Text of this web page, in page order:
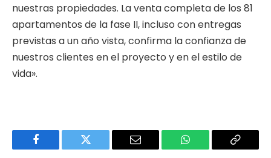
nuestras propiedades. La venta completa de los 81
apartamentos de la fase II, incluso con entregas
previstas a un año vista, confirma la confianza de
nuestros clientes en el proyecto y en el estilo de
vida».
Facebook Twitter Email WhatsApp Copy